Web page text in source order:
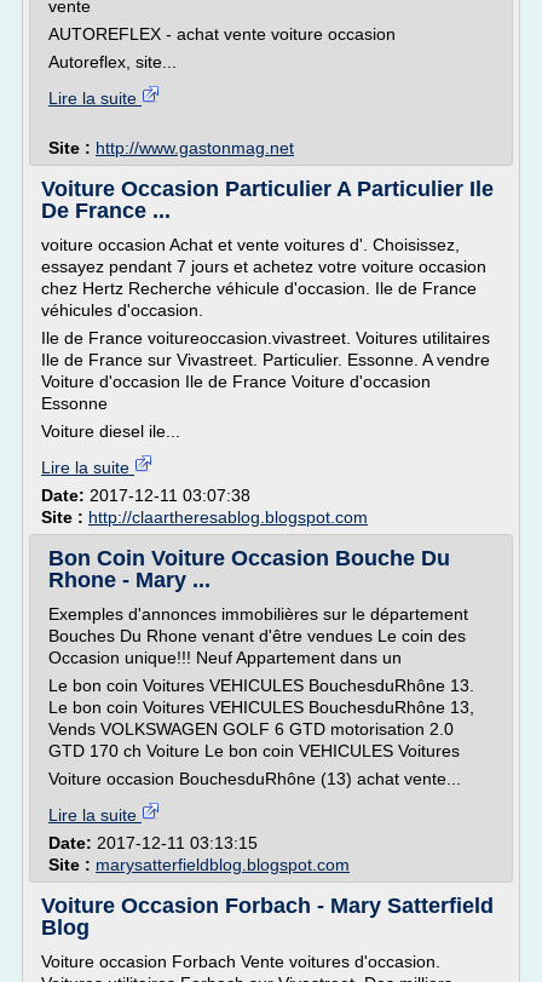
vente
AUTOREFLEX - achat vente voiture occasion
Autoreflex, site...
Lire la suite
Site : http://www.gastonmag.net
Voiture Occasion Particulier A Particulier Ile
De France ...
voiture occasion Achat et vente voitures d'. Choisissez,
essayez pendant 7 jours et achetez votre voiture occasion
chez Hertz Recherche véhicule d'occasion. Ile de France
véhicules d'occasion.
Ile de France voitureoccasion.vivastreet. Voitures utilitaires
Ile de France sur Vivastreet. Particulier. Essonne. A vendre
Voiture d'occasion Ile de France Voiture d'occasion
Essonne
Voiture diesel ile...
Lire la suite
Date: 2017-12-11 03:07:38
Site : http://claartheresablog.blogspot.com
Bon Coin Voiture Occasion Bouche Du
Rhone - Mary ...
Exemples d'annonces immobilières sur le département
Bouches Du Rhone venant d'être vendues Le coin des
Occasion unique!!! Neuf Appartement dans un
Le bon coin Voitures VEHICULES BouchesduRhône 13.
Le bon coin Voitures VEHICULES BouchesduRhône 13,
Vends VOLKSWAGEN GOLF 6 GTD motorisation 2.0
GTD 170 ch Voiture Le bon coin VEHICULES Voitures
Voiture occasion BouchesduRhône (13) achat vente...
Lire la suite
Date: 2017-12-11 03:13:15
Site : marysatterfieldblog.blogspot.com
Voiture Occasion Forbach - Mary Satterfield
Blog
Voiture occasion Forbach Vente voitures d'occasion.